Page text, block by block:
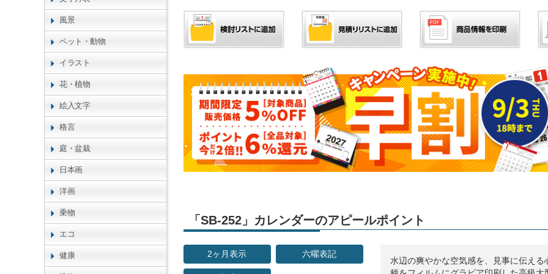
「SB-252」カレンダーのアピールポイント
2ヶ月表示 六曜表記
水辺の爽やかな空気感を、見事に伝える
風景
ペット・動物
イラスト
花・植物
絵入文字
格言
庭・盆栽
日本画
洋画
乗物
エコ
健康